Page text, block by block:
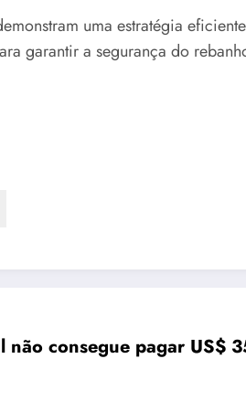
uma estratégia
garantir a segurança do
não consegue pagar US$